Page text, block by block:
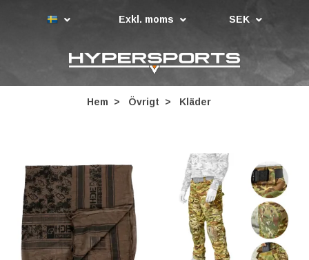
Exkl. moms SEK
Hem Övrigt Kläder